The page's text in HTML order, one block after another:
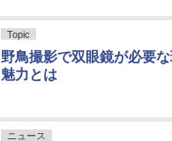
Topic
野鳥撮影で双眼鏡が必要
魅力とは
ニュース